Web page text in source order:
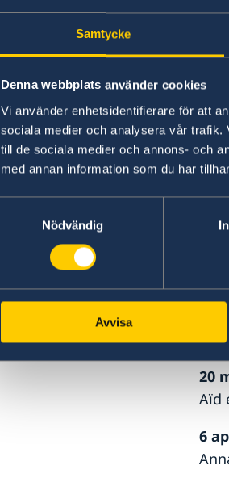
Samtycke
Denna webbplats använder cookies
Vi använder enhetsidentifierare för att
sociala medier och analysera vår trafik.
till de sociala medier och annons- och
med annan information som du har
Nödvändig
Avvisa
att
1
20
Aïd
6